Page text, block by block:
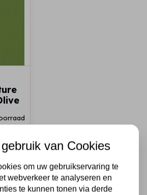
van Cookies
om uw gebruikservaring te
webverkeer te analyseren en
te kunnen tonen via derde